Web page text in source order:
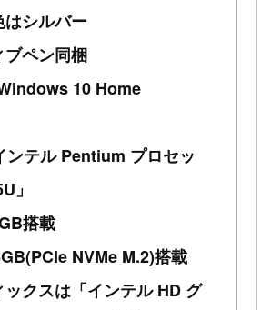
シルバー
ペン同梱
10 Home
ンテル Pentium プロセッ
」
搭載
NVMe M.2)搭載
クスは「インテル HD グ